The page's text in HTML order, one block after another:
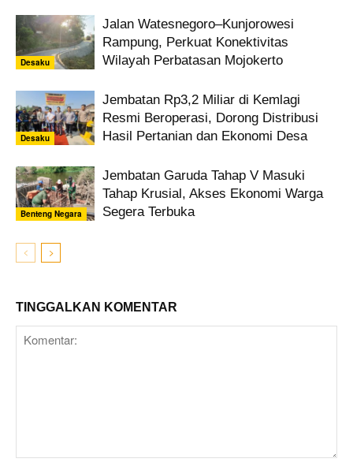
Desaku
Jalan Watesnegoro–Kunjorowesi
Rampung, Perkuat Konektivitas
Wilayah Perbatasan Mojokerto
Desaku
Jembatan Rp3,2 Miliar di Kemlagi
Resmi Beroperasi, Dorong Distribusi
Hasil Pertanian dan Ekonomi Desa
Benteng Negara
Jembatan Garuda Tahap V Masuki
Tahap Krusial, Akses Ekonomi Warga
Segera Terbuka
TINGGALKAN KOMENTAR